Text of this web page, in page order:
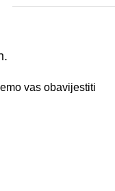
vas obavijestiti